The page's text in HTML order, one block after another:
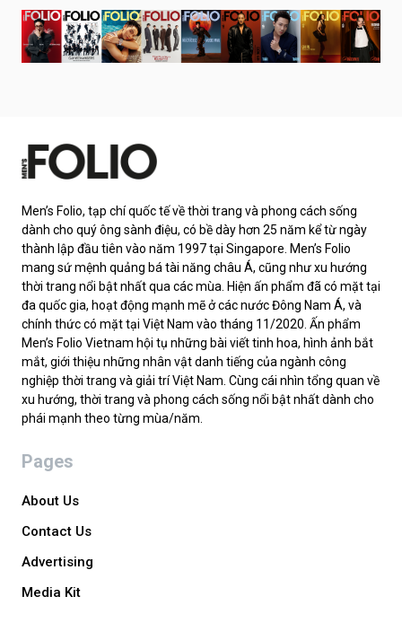
Men’s Folio, tạp chí quốc tế về thời trang và phong cách sống
dành cho quý ông sành điệu, có bề dày hơn 25 năm kể từ ngày
thành lập đầu tiên vào năm 1997 tại Singapore. Men’s Folio
mang sứ mệnh quảng bá tài năng châu Á, cũng như xu hướng
thời trang nổi bật nhất qua các mùa. Hiện ấn phẩm đã có mặt tại
đa quốc gia, hoạt động mạnh mẽ ở các nước Đông Nam Á, và
chính thức có mặt tại Việt Nam vào tháng 11/2020. Ấn phẩm
Men’s Folio Vietnam hội tụ những bài viết tinh hoa, hình ảnh bắt
mắt, giới thiệu những nhân vật danh tiếng của ngành công
nghiệp thời trang và giải trí Việt Nam. Cùng cái nhìn tổng quan về
xu hướng, thời trang và phong cách sống nổi bật nhất dành cho
phái mạnh theo từng mùa/năm.
Pages
About Us
Contact Us
Advertising
Media Kit